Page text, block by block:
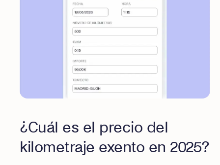
¿Cuál es el precio del
kilometraje exento en 2025?